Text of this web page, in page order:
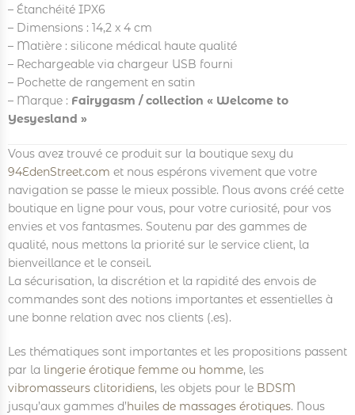
– Étanchéité IPX6
– Dimensions : 14,2 x 4 cm
– Matière : silicone médical haute qualité
– Rechargeable via chargeur USB fourni
– Pochette de rangement en satin
– Marque : Fairygasm / collection « Welcome to
Yesyesland »
Vous avez trouvé ce produit sur la boutique sexy du
94EdenStreet.com et nous espérons vivement que votre
navigation se passe le mieux possible. Nous avons créé cette
boutique en ligne pour vous, pour votre curiosité, pour vos
envies et vos fantasmes. Soutenu par des gammes de
qualité, nous mettons la priorité sur le service client, la
bienveillance et le conseil.
La sécurisation, la discrétion et la rapidité des envois de
commandes sont des notions importantes et essentielles à
une bonne relation avec nos clients (.es).
Les thématiques sont importantes et les propositions passent
par la lingerie érotique femme ou homme, les
vibromasseurs clitoridiens, les objets pour le BDSM
jusqu’aux gammes d’huiles de massages érotiques. Nous